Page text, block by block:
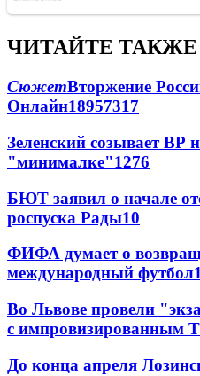
ЧИТАЙТЕ ТАКЖЕ
СюжетВторжение
Онлайн18957317
Зеленский созывает ВР
"минималке"1276
БЮТ заявил о начале
роспуска Рады10
ФИФА думает о
международный футбол
Во Львове провели
с импровизированным
До конца апреля